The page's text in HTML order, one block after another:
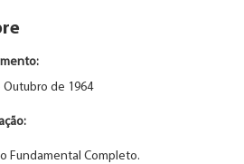
Outubro de 1964
Fundamental Completo.